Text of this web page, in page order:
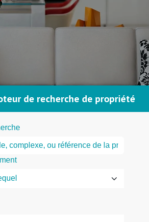
de recherche de propriété